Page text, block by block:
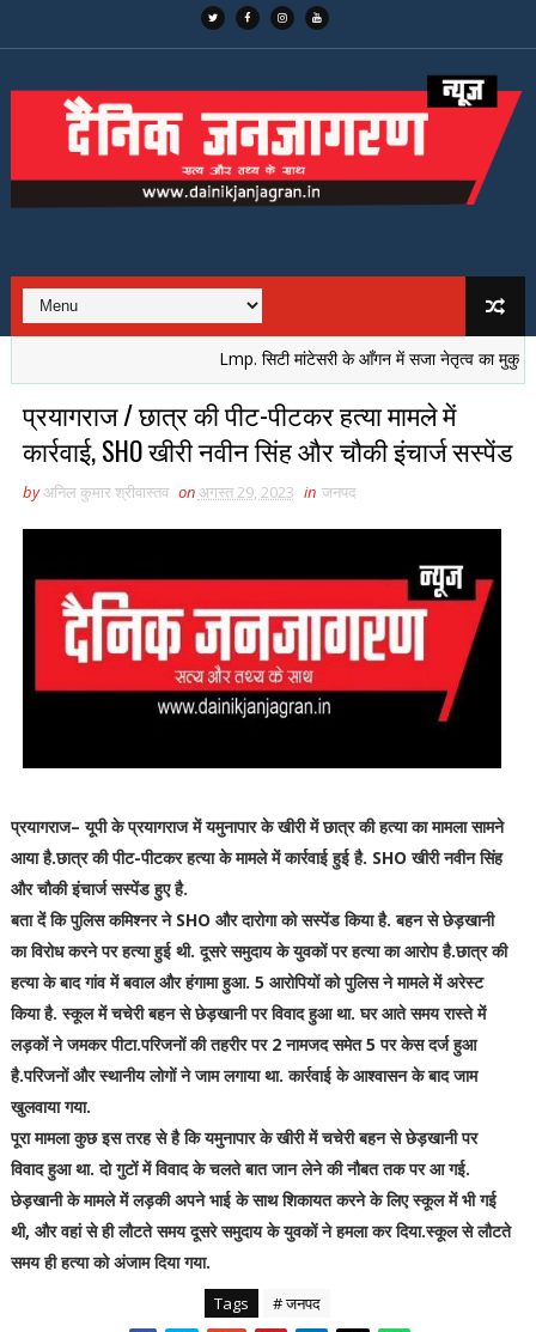
Lmp. सिटी मांटेसरी के आँगन में सजा नेतृत्व का मुकुट, नई
प्रयागराज / छात्र की पीट-पीटकर हत्या मामले में
कार्रवाई, SHO खीरी नवीन सिंह और चौकी इंचार्ज सस्पेंड
byअनिल कुमार श्रीवास्तव onअगस्त 29, 2023 in जनपद
प्रयागराज– यूपी के प्रयागराज में यमुनापार के खीरी में छात्र की हत्या का मामला सामने
आया है.छात्र की पीट-पीटकर हत्या के मामले में कार्रवाई हुई है. SHO खीरी नवीन सिंह
और चौकी इंचार्ज सस्पेंड हुए है.
बता दें कि पुलिस कमिश्नर ने SHO और दारोगा को सस्पेंड किया है. बहन से छेड़खानी
का विरोध करने पर हत्या हुई थी. दूसरे समुदाय के युवकों पर हत्या का आरोप है.छात्र की
हत्या के बाद गांव में बवाल और हंगामा हुआ. 5 आरोपियों को पुलिस ने मामले में अरेस्ट
किया है. स्कूल में चचेरी बहन से छेड़खानी पर विवाद हुआ था. घर आते समय रास्ते में
लड़कों ने जमकर पीटा.परिजनों की तहरीर पर 2 नामजद समेत 5 पर केस दर्ज हुआ
है.परिजनों और स्थानीय लोगों ने जाम लगाया था. कार्रवाई के आश्वासन के बाद जाम
खुलवाया गया.
पूरा मामला कुछ इस तरह से है कि यमुनापार के खीरी में चचेरी बहन से छेड़खानी पर
विवाद हुआ था. दो गुटों में विवाद के चलते बात जान लेने की नौबत तक पर आ गई.
छेड़खानी के मामले में लड़की अपने भाई के साथ शिकायत करने के लिए स्कूल में भी गई
थी, और वहां से ही लौटते समय दूसरे समुदाय के युवकों ने हमला कर दिया.स्कूल से लौटते
समय ही हत्या को अंजाम दिया गया.
Tags # जनपद